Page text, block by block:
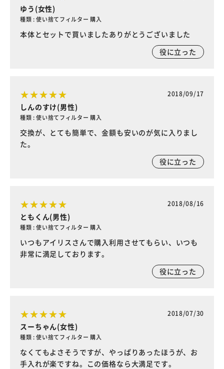
ゆう(女性)
種類 : 使い捨てフィルター 購入
本体とセットで買いましたありがとうございました
役に立った
2018/09/17
しんのすけ(男性)
種類 : 使い捨てフィルター 購入
交換が、とても簡単で、金額も安いのが気に入りまし
た。
役に立った
2018/08/16
ともくん(男性)
種類 : 使い捨てフィルター 購入
いつもアイリスさんで購入利用させてもらい、いつも
非常に満足しております。
役に立った
2018/07/30
スーちゃん(女性)
種類 : 使い捨てフィルター 購入
なくてもよさそうですが、やっぱりあったほうが、お
手入れが楽ですね。この価格なら大満足です。